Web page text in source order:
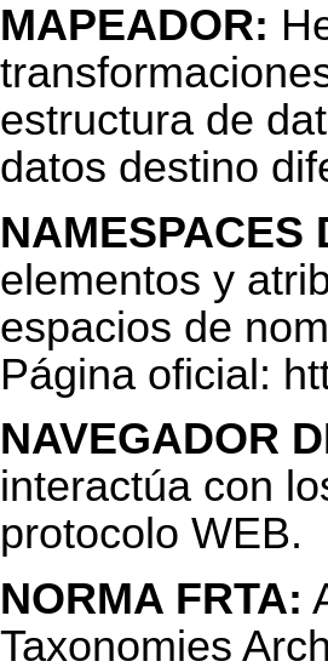
MAPEADOR:
estructura de
datos destino
NAMESPACES
elementos y
espacios de
Página oficial:
NAVEGADOR
interactúa con
protocolo WEB.
NORMA FRTA:
Taxonomies